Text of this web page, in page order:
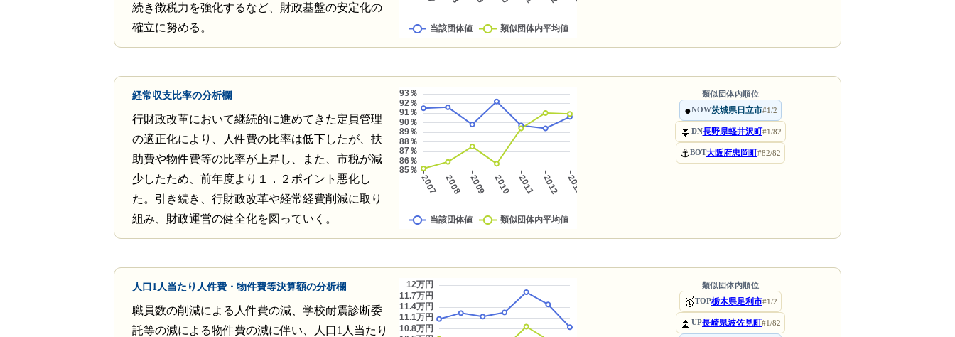
続き徴税力を強化するなど、財政基盤の安定化の
確立に努める。
経常収支比率の分析欄
行財政改革において継続的に進めてきた定員管理
の適正化により、人件費の比率は低下したが、扶
助費や物件費等の比率が上昇し、また、市税が減
少したため、前年度より１．２ポイント悪化し
た。引き続き、行財政改革や経常経費削減に取り
組み、財政運営の健全化を図っていく。
類似団体内順位
●NOW茨城県日立市#1/2
⏬ DN長野県軽井沢町#1/82
⚓BOT大阪府忠岡町#82/82
人口1人当たり人件費・物件費等決算額の分析欄
職員数の削減による人件費の減、学校耐震診断委
託等の減による物件費の減に伴い、人口1人当たり
類似団体内順位
🥇TOP栃木県足利市#1/2
⏫ UP長崎県波佐見町#1/82